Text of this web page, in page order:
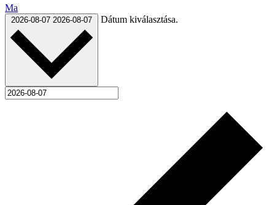
Ma
2026-08-07 2026-08-07 Dátum kiválasztása.